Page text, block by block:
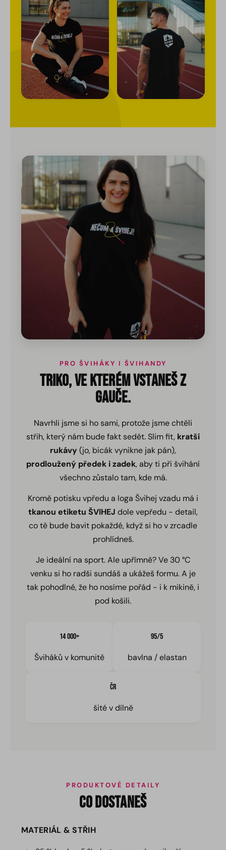
PRO ŠVIHÁKY I ŠVIHANDY
TRIKO, VE KTERÉM VSTANEŠ Z
GAUČE.
Navrhli jsme si ho sami, protože jsme chtěli
střih, který nám bude fakt sedět. Slim fit, kratší
rukávy (jo, bicák vynikne jak pán),
prodloužený předek i zadek, aby ti při švihání
všechno zůstalo tam, kde má.
Kromě potisku vpředu a loga Švihej vzadu má i
tkanou etiketu ŠVIHEJ dole vepředu - detail,
co tě bude bavit pokaždé, když si ho v zrcadle
prohlídneš.
Je ideální na sport. Ale upřímně? Ve 30 °C
venku si ho radši sundáš a ukážeš formu. A je
tak pohodlné, že ho nosíme pořád - i k mikině, i
pod košili.
14 000+
Šviháků v komunitě
95/5
bavlna / elastan
ČR
šité v dílně
PRODUKTOVÉ DETAILY
CO DOSTANEŠ
MATERIÁL & STŘIH